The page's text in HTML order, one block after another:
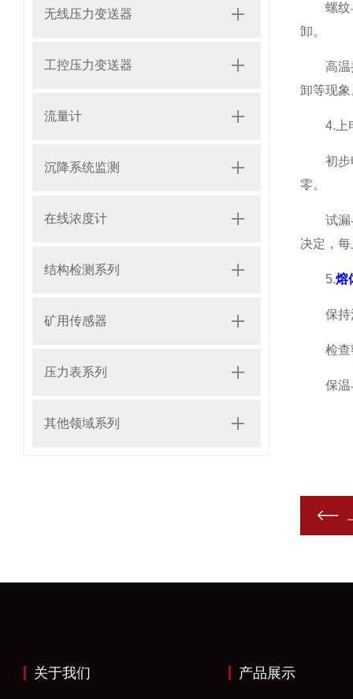
无线压力变送器
工控压力变送器
流量计
沉降系统监测
在线浓度计
结构检测系列
矿用传感器
压力表系列
其他领域系列
螺纹与
卸。
高温抗
卸等现象
4.上
初步电
零。
试漏与
决定，
5.熔
保持清
检查密
保温与
关于我们 产品展示